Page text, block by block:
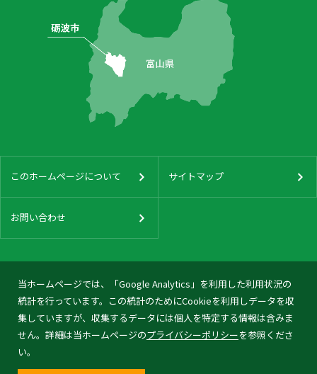
当ホームページでは、「Google Analytics」を利用した利用状況の
統計を行っています。この統計のためにCookieを利用しデータを収
集していますが、収集するデータには個人を特定する情報は含みま
せん。詳細は当ホームページのプライバシーポリシーを参照くださ
い。
このホームページについて サイトマップ
お問い合わせ